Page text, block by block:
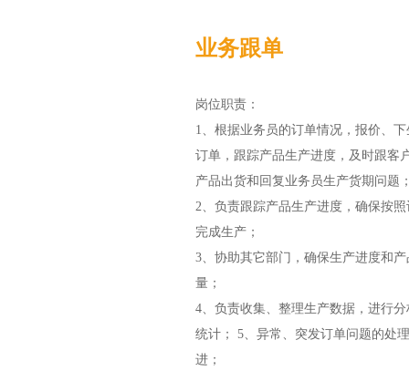
业务跟单
岗位职责：
1、根据业务员的订单情况，报价、下
订单，跟踪产品生产进度，及时跟客
产品出货和回复业务员生产货期问题
2、负责跟踪产品生产进度，确保按照
完成生产；
3、协助其它部门，确保生产进度和产
量；
4、负责收集、整理生产数据，进行分
统计； 5、异常、突发订单问题的处
进；